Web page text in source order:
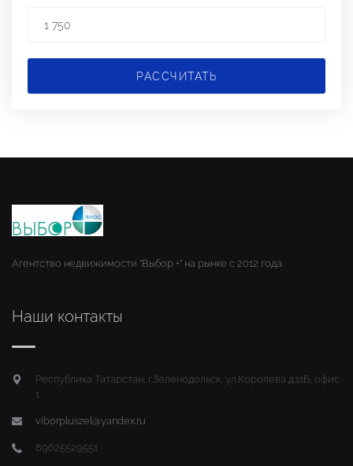
РАССЧИТАТЬ
Агентство недвижимости "Выбор +" на рынке с 2012 года.
Наши контакты
Республика Татарстан, г.Зеленодольск, ул.Королева д.11Б, офис
1
viborpluszel@yandex.ru
89625529551